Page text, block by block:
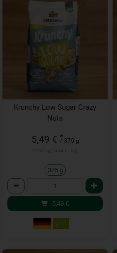
Krunchy Low Sugar Crazy
Nuts
5,49 € *
/ 375 g
375 g
Anzahl
5,49 €